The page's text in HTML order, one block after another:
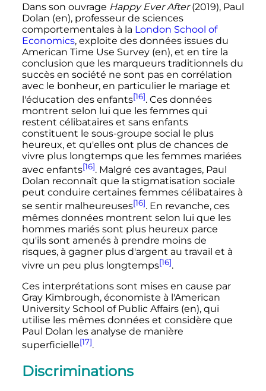
Dans son ouvrage Happy Ever After(2019), Paul
Dolan (en), professeur de sciences
comportementales à la London School of
Economics, exploite des données issues du
American Time Use Survey (en), et en tire la
conclusion que les marqueurs traditionnels du
succès en société ne sont pas en corrélation
avec le bonheur, en particulier le mariage et
l'éducation des enfants[16]. Ces données
montrent selon lui que les femmes qui
restent célibataires et sans enfants
constituent le sous-groupe social le plus
heureux, et qu'elles ont plus de chances de
vivre plus longtemps que les femmes mariées
avec enfants[16]. Malgré ces avantages, Paul
Dolan reconnaît que la stigmatisation sociale
peut conduire certaines femmes célibataires à
se sentir malheureuses[16]. En revanche, ces
mêmes données montrent selon lui que les
hommes mariés sont plus heureux parce
qu'ils sont amenés à prendre moins de
risques, à gagner plus d'argent au travail et à
vivre un peu plus longtemps[16].
Ces interprétations sont mises en cause par
Gray Kimbrough, économiste à l'American
University School of Public Affairs (en), qui
utilise les mêmes données et considère que
Paul Dolan les analyse de manière
superficielle[17].
Discriminations